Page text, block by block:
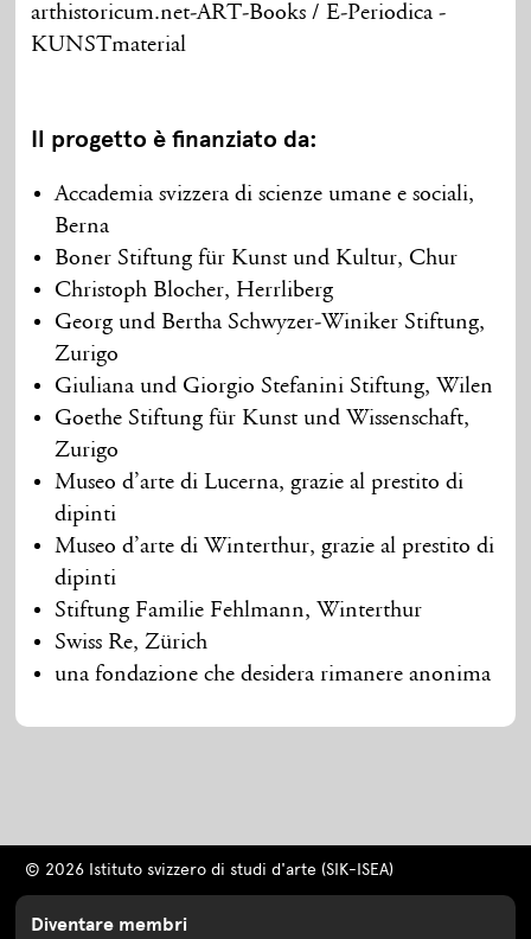
arthistoricum.net-ART-Books / E-Periodica -
KUNSTmaterial
Il progetto è finanziato da:
Accademia svizzera di scienze umane e sociali,
Berna
Boner Stiftung für Kunst und Kultur, Chur
Christoph Blocher, Herrliberg
Georg und Bertha Schwyzer-Winiker Stiftung,
Zurigo
Giuliana und Giorgio Stefanini Stiftung, Wilen
Goethe Stiftung für Kunst und Wissenschaft,
Zurigo
Museo d’arte di Lucerna, grazie al prestito di
dipinti
Museo d’arte di Winterthur, grazie al prestito di
dipinti
Stiftung Familie Fehlmann, Winterthur
Swiss Re, Zürich
una fondazione che desidera rimanere anonima
© 2026 Istituto svizzero di studi d'arte (SIK-ISEA)
Diventare membri